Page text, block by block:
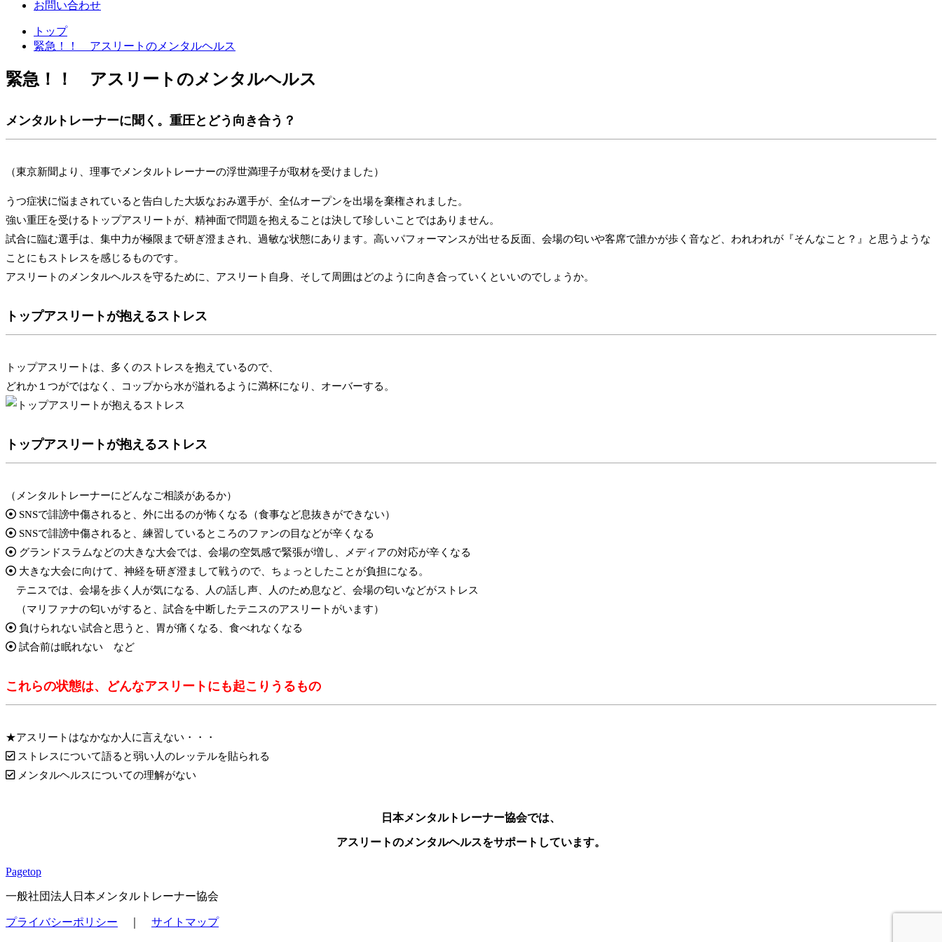
お問い合わせ
トップ
緊急！！ アスリートのメンタルヘルス
緊急！！ アスリートのメンタルヘルス
メンタルトレーナーに聞く。重圧とどう向き合う？
（東京新聞より、理事でメンタルトレーナーの浮世満理子が取材を受けました）
うつ症状に悩まされていると告白した大坂なおみ選手が、全仏オープンを出場を棄権されました。
強い重圧を受けるトップアスリートが、精神面で問題を抱えることは決して珍しいことではありません。
試合に臨む選手は、集中力が極限まで研ぎ澄まされ、過敏な状態にあります。高いパフォーマンスが出せる反面、会場の匂いや客席で誰かが歩く音など、われわれが『そんなこと？』と思うような
ことにもストレスを感じるものです。
アスリートのメンタルヘルスを守るために、アスリート自身、そして周囲はどのように向き合っていくといいのでしょうか。
トップアスリートが抱えるストレス
トップアスリートは、多くのストレスを抱えているので、
どれか１つがではなく、コップから水が溢れるように満杯になり、オーバーする。
トップアスリートが抱えるストレス
（メンタルトレーナーにどんなご相談があるか）
SNSで誹謗中傷されると、外に出るのが怖くなる（食事など息抜きができない）
SNSで誹謗中傷されると、練習しているところのファンの目などが辛くなる
グランドスラムなどの大きな大会では、会場の空気感で緊張が増し、メディアの対応が辛くなる
大きな大会に向けて、神経を研ぎ澄まして戦うので、ちょっとしたことが負担になる。
テニスでは、会場を歩く人が気になる、人の話し声、人のため息など、会場の匂いなどがストレス
（マリファナの匂いがすると、試合を中断したテニスのアスリートがいます）
負けられない試合と思うと、胃が痛くなる、食べれなくなる
試合前は眠れない など
これらの状態は、どんなアスリートにも起こりうるもの
★アスリートはなかなか人に言えない・・・
ストレスについて語ると弱い人のレッテルを貼られる
メンタルヘルスについての理解がない
日本メンタルトレーナー協会では、
アスリートのメンタルヘルスをサポートしています。
Pagetop
一般社団法人日本メンタルトレーナー協会
プライバシーポリシー サイトマップ